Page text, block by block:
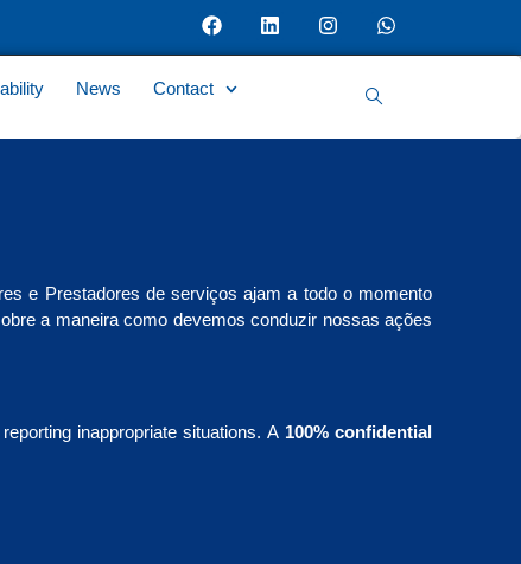
News Contact
e Prestadores de serviços ajam a todo o momento
a maneira como devemos conduzir nossas ações
inappropriate situations. A 100% confidential